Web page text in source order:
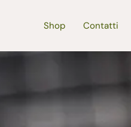
Shop Contatti